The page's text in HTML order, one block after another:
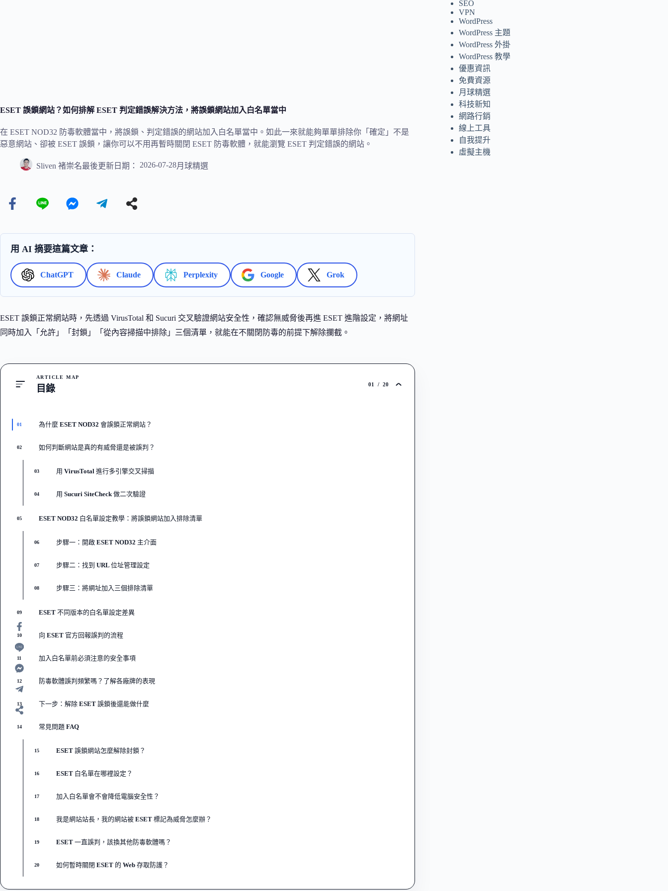
ESET 誤鎖網站？如何排解 ESET 判定錯誤解決方法，將誤鎖網站加入白名單當中
在 ESET NOD32 防毒軟體當中，將誤鎖、判定錯誤的網站加入白名單當中。如此一來就能夠單單排除你「確定」不是
惡意網站、卻被 ESET 誤鎖，讓你可以不用再暫時關閉 ESET 防毒軟體，就能瀏覽 ESET 判定錯誤的網站。
Sliven 褚崇名最後更新日期： 2026-07-28月球精選
用 AI 摘要這篇文章：
ChatGPT Claude Perplexity Google Grok
ESET 誤鎖正常網站時，先透過 VirusTotal 和 Sucuri 交叉驗證網站安全性，確認無威脅後再進 ESET 進階設定，將網址
同時加入「允許」「封鎖」「從內容掃描中排除」三個清單，就能在不關閉防毒的前提下解除攔截。
ARTICLE MAP
目錄 01 / 20
01 為什麼 ESET NOD32 會誤鎖正常網站？
02 如何判斷網站是真的有威脅還是被誤判？
03 用 VirusTotal 進行多引擎交叉掃描
04 用 Sucuri SiteCheck 做二次驗證
05 ESET NOD32 白名單設定教學：將誤鎖網站加入排除清單
06 步驟一：開啟 ESET NOD32 主介面
07 步驟二：找到 URL 位址管理設定
08 步驟三：將網址加入三個排除清單
09 ESET 不同版本的白名單設定差異
10 向 ESET 官方回報誤判的流程
11 加入白名單前必須注意的安全事項
12 防毒軟體誤判頻繁嗎？了解各廠牌的表現
13 下一步：解除 ESET 誤鎖後還能做什麼
14 常見問題 FAQ
15 ESET 誤鎖網站怎麼解除封鎖？
16 ESET 白名單在哪裡設定？
17 加入白名單會不會降低電腦安全性？
18 我是網站站長，我的網站被 ESET 標記為威脅怎麼辦？
19 ESET 一直誤判，該換其他防毒軟體嗎？
20 如何暫時關閉 ESET 的 Web 存取防護？
SEO
VPN
WordPress
WordPress 主題
WordPress 外掛
WordPress 教學
優惠資訊
免費資源
月球精選
科技新知
網路行銷
線上工具
自我提升
虛擬主機